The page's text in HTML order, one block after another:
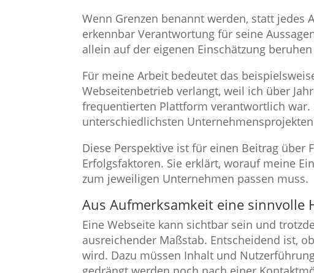
Wenn Grenzen benannt werden, statt jedes
erkennbar Verantwortung für seine
allein auf der eigenen Einschätzung
Für meine Arbeit bedeutet das
Webseitenbetrieb verlangt, weil ich über
frequentierten Plattform verantwortlich war.
unterschiedlichsten
Diese Perspektive ist für einen Beitrag
Erfolgsfaktoren. Sie erklärt, worauf meine
zum jeweiligen Unternehmen passen muss.
Aus Aufmerksamkeit eine sinnvolle
Eine Webseite kann sichtbar sein und
ausreichender Maßstab. Entscheidend ist,
wird. Dazu müssen Inhalt und